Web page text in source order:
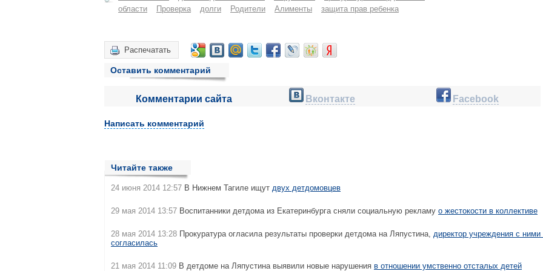
области
Проверка долги Родители Алименты защита прав ребенка
Распечатать
Оставить комментарий
Комментарии сайта Вконтакте Facebook
Написать комментарий
Читайте также
24 июня 2014 12:57 В Нижнем Тагиле ищут двух детдомовцев
29 мая 2014 13:57 Воспитанники детдома из Екатеринбурга сняли социальную рекламу о жестокости в коллективе
28 мая 2014 13:28 Прокуратура огласила результаты проверки детдома на Ляпустина, директор учреждения с ними
согласилась
21 мая 2014 11:09 В детдоме на Ляпустина выявили новые нарушения в отношении умственно отсталых детей